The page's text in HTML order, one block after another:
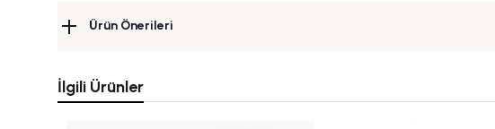
Ürün Önerileri
İlgili Ürünler